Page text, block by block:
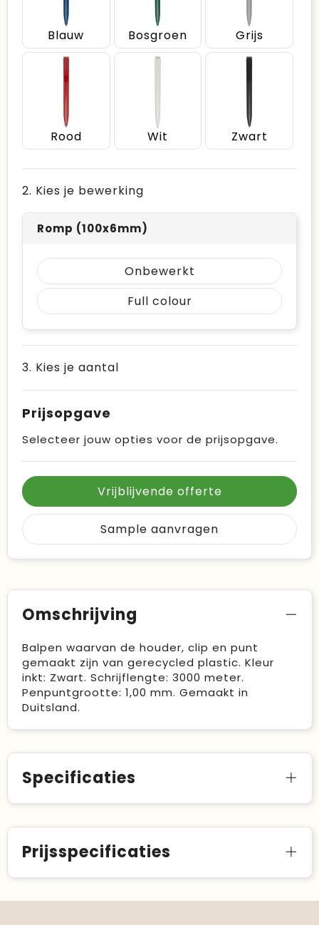
Blauw Bosgroen Grijs
Rood Wit Zwart
2. Kies je bewerking
Romp (100x6mm)
Onbewerkt
Full colour
3. Kies je aantal
Prijsopgave
Selecteer jouw opties voor de prijsopgave.
Vrijblijvende offerte
Sample aanvragen
Omschrijving
Balpen waarvan de houder, clip en punt
gemaakt zijn van gerecycled plastic. Kleur
inkt: Zwart. Schrijflengte: 3000 meter.
Penpuntgrootte: 1,00 mm. Gemaakt in
Duitsland.
Specificaties
Prijsspecificaties